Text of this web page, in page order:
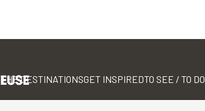
THE DESTINATIONSGET INSPIREDTO SEE / TO DO